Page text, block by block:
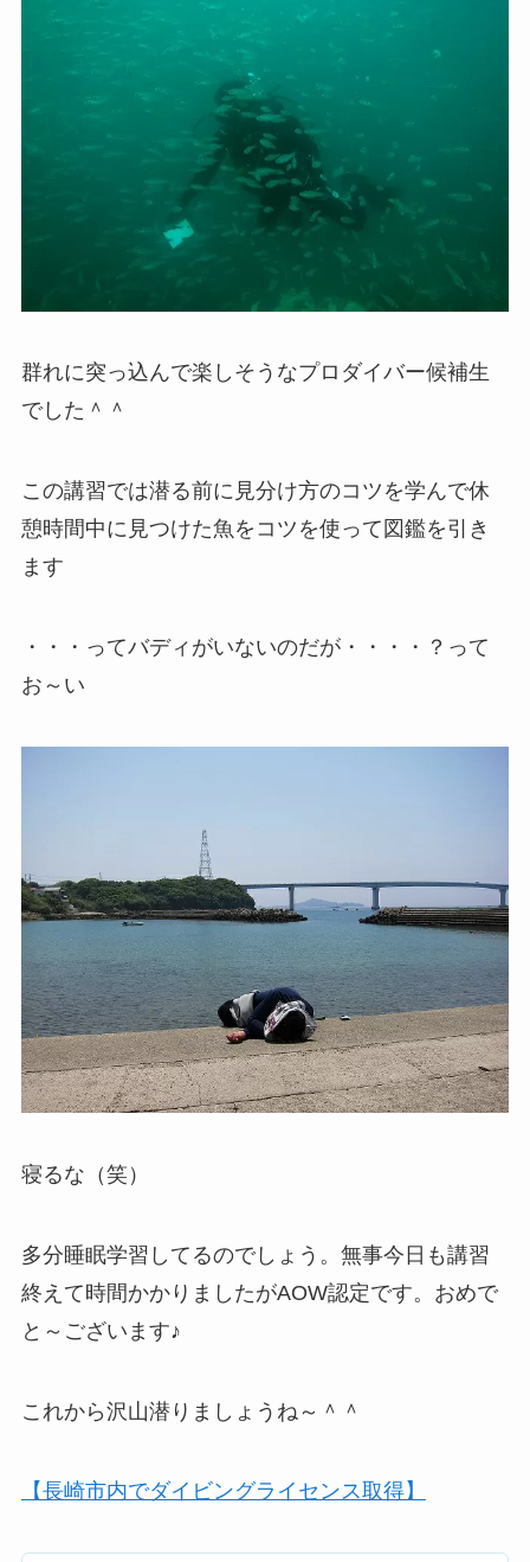
群れに突っ込んで楽しそうなプロダイバー候補生
でした＾＾
この講習では潜る前に見分け方のコツを学んで休
憩時間中に見つけた魚をコツを使って図鑑を引き
ます
・・・ってバディがいないのだが・・・・？って
お～い
寝るな（笑）
多分睡眠学習してるのでしょう。無事今日も講習
終えて時間かかりましたがAOW認定です。おめで
と～ございます♪
これから沢山潜りましょうね～＾＾
【長崎市内でダイビングライセンス取得】